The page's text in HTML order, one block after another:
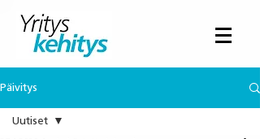
Päivitys
Uutiset